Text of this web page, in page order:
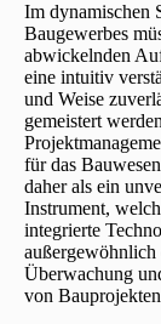
Im dynamischen
Baugewerbes
abwickelnden
eine intuitiv
und Weise
gemeistert
für das
daher als ein
Instrument,
integrierte
außergewöhnlich
Überwachung
von